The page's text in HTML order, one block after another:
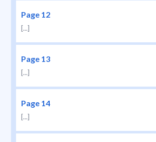
Page 12
[...]
Page 13
[...]
Page 14
[...]